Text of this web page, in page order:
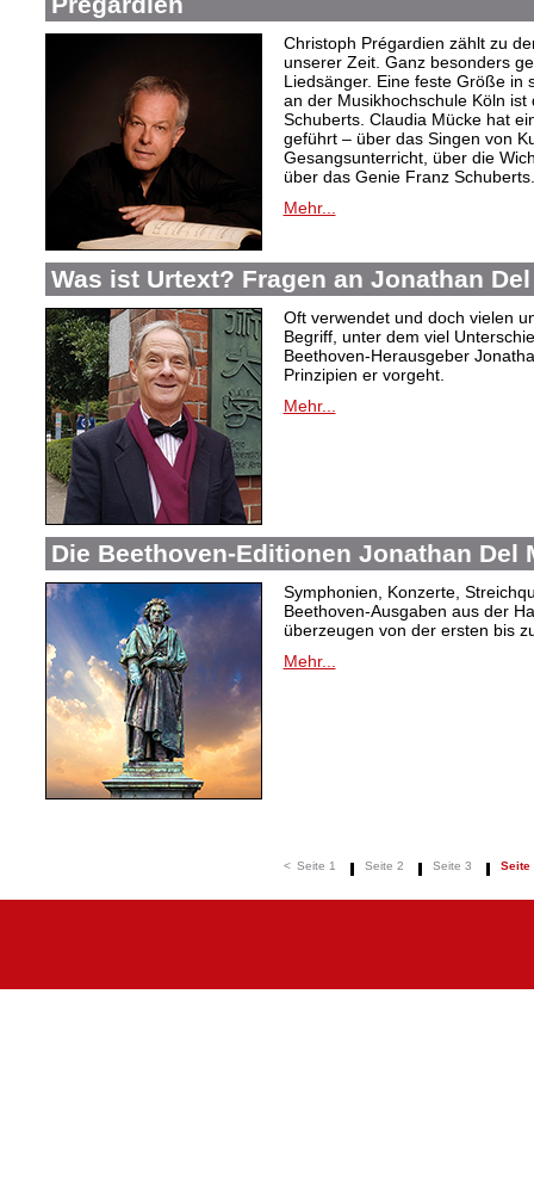
Christoph Prégardien zählt zu
unserer Zeit. Ganz besonders
Liedsänger. Eine feste Größe in
an der Musikhochschule Köln
Schuberts. Claudia Mücke hat
geführt – über das Singen von
Gesangsunterricht, über die
über das Genie Franz
Mehr...
Was ist Urtext? Fragen an Jonathan
Oft verwendet und doch vielen
Begriff, unter dem viel
Beethoven-Herausgeber
Prinzipien er vorgeht.
Mehr...
Die Beethoven-Editionen Jonathan Del
Symphonien, Konzerte,
Beethoven-Ausgaben aus der
überzeugen von der ersten bis
Mehr...
< Seite 1 Seite 2 Seite 3 Seite